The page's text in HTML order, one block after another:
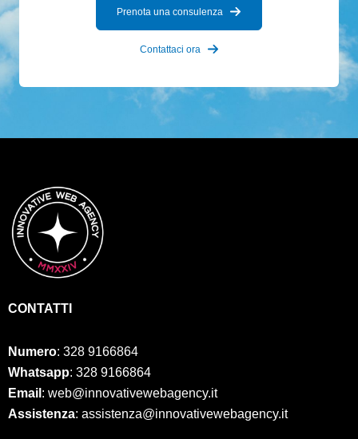
Prenota una consulenza
Contattaci ora
CONTATTI
Numero: 328 9166864
Whatsapp: 328 9166864
Email : web@innovativewebagency.it
Assistenza: assistenza@innovativewebagency.it